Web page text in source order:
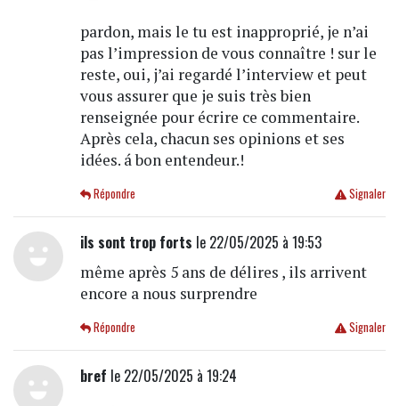
pardon, mais le tu est inapproprié, je n’ai
pas l’impression de vous connaître ! sur le
reste, oui, j’ai regardé l’interview et peut
vous assurer que je suis très bien
renseignée pour écrire ce commentaire.
Après cela, chacun ses opinions et ses
idées. á bon entendeur.!
Signaler
Répondre
ils sont trop forts le 22/05/2025 à 19:53
même après 5 ans de délires , ils arrivent
encore a nous surprendre
Signaler
Répondre
bref le 22/05/2025 à 19:24